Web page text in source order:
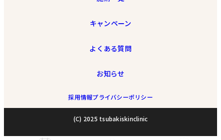
キャンペーン
よくある質問
お知らせ
採用情報プライバシーポリシー
(C) 2025 tsubakiskinclinic